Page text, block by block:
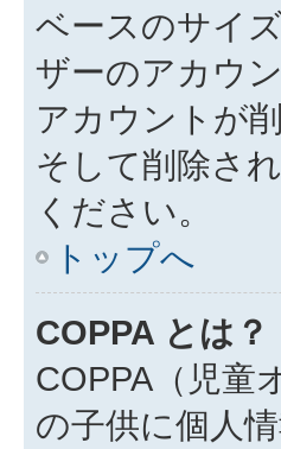
ベースのサイ
ザーのアカウ
アカウントが
そして削除さ
ください。
トップへ
COPPA とは？
COPPA（児童
の子供に個人